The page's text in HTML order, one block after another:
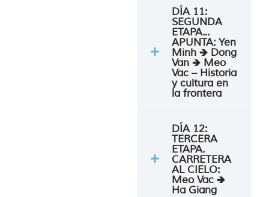
DÍA 11:
SEGUNDA
ETAPA...
APUNTA: Yen
Minh 🡺 Dong
Van 🡺 Meo
Vac – Historia
y cultura en
la frontera
DÍA 12:
TERCERA
ETAPA.
CARRETERA
AL CIELO:
Meo Vac 🡺
Ha Giang